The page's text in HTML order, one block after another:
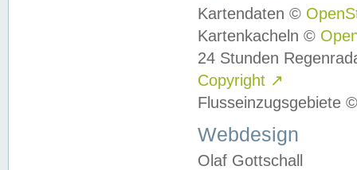
Kartendaten ©
Kartenkacheln ©
24 Stunden
Copyright ↗
Flusseinzugsgebiete
Webdesign
Olaf Gottschall